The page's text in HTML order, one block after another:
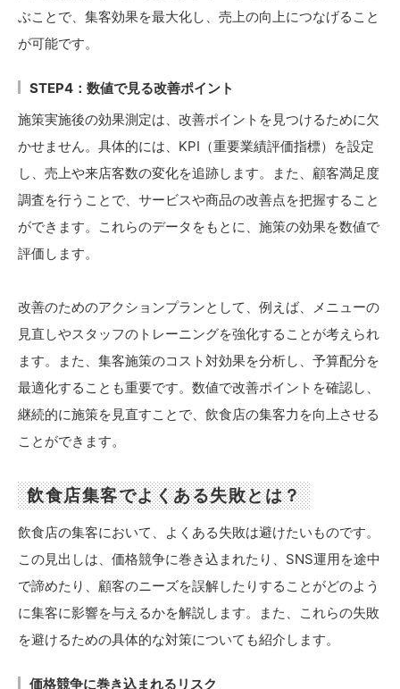
ぶことで、集客効果を最大化し、売上の向上につなげること
が可能です。
STEP4：数値で見る改善ポイント
施策実施後の効果測定は、改善ポイントを見つけるために欠
かせません。具体的には、KPI（重要業績評価指標）を設定
し、売上や来店客数の変化を追跡します。また、顧客満足度
調査を行うことで、サービスや商品の改善点を把握すること
ができます。これらのデータをもとに、施策の効果を数値で
評価します。
改善のためのアクションプランとして、例えば、メニューの
見直しやスタッフのトレーニングを強化することが考えられ
ます。また、集客施策のコスト対効果を分析し、予算配分を
最適化することも重要です。数値で改善ポイントを確認し、
継続的に施策を見直すことで、飲食店の集客力を向上させる
ことができます。
飲食店集客でよくある失敗とは？
飲食店の集客において、よくある失敗は避けたいものです。
この見出しは、価格競争に巻き込まれたり、SNS運用を途中
で諦めたり、顧客のニーズを誤解したりすることがどのよう
に集客に影響を与えるかを解説します。また、これらの失敗
を避けるための具体的な対策についても紹介します。
価格競争に巻き込まれるリスク